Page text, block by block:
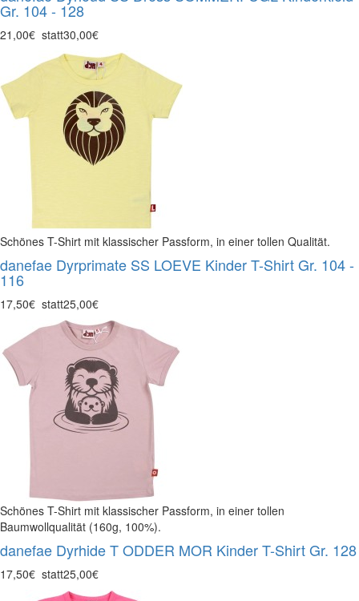
Gr. 104 - 128
21,00€ statt30,00€
Schönes T-Shirt mit klassischer Passform, in einer tollen Qualität.
danefae Dyrprimate SS LOEVE Kinder T-Shirt Gr. 104 -
116
17,50€ statt25,00€
Schönes T-Shirt mit klassischer Passform, in einer tollen
Baumwollqualität (160g, 100%).
danefae Dyrhide T ODDER MOR Kinder T-Shirt Gr. 128
17,50€ statt25,00€